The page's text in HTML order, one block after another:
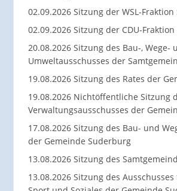
02.09.2026 Sitzung der WSL-
02.09.2026 Sitzung der CDU-
20.08.2026 Sitzung des Bau-, Wege-
Umweltausschusses der
19.08.2026 Sitzung des Rates der
19.08.2026 Nichtöffentliche Sitzung
Verwaltungsausschusses der
17.08.2026 Sitzung des Bau- und
der Gemeinde Suderburg
13.08.2026 Sitzung des
13.08.2026 Sitzung des